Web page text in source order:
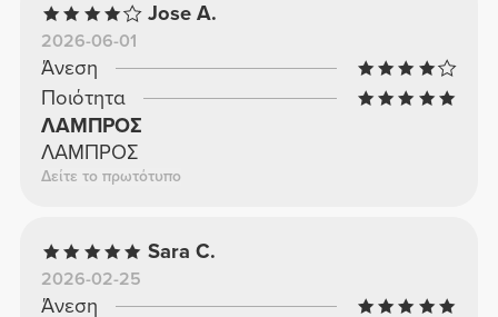
Jose A.
2026-06-01
Άνεση
Ποιότητα
ΛΑΜΠΡΟΣ
ΛΑΜΠΡΟΣ
Δείτε το πρωτότυπο
Sara C.
2026-02-25
Άνεση